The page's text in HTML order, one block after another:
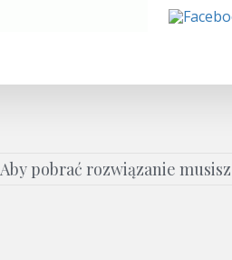
Aby pobrać rozwiązanie